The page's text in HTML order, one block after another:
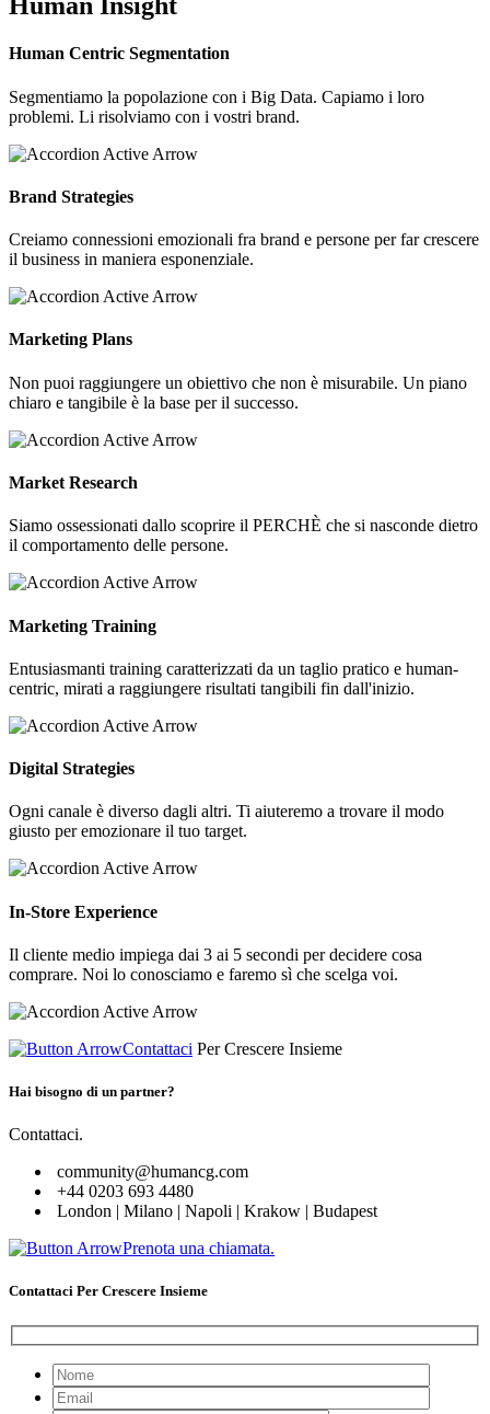
Human Centric Segmentation
Segmentiamo la popolazione con i Big Data. Capiamo i loro
problemi. Li risolviamo con i vostri brand.
Brand Strategies
Creiamo connessioni emozionali fra brand e persone per far crescere
il business in maniera esponenziale.
Marketing Plans
Non puoi raggiungere un obiettivo che non è misurabile. Un piano
chiaro e tangibile è la base per il successo.
Market Research
Siamo ossessionati dallo scoprire il PERCHÈ che si nasconde dietro
il comportamento delle persone.
Marketing Training
Entusiasmanti training caratterizzati da un taglio pratico e human-
centric, mirati a raggiungere risultati tangibili fin dall'inizio.
Digital Strategies
Ogni canale è diverso dagli altri. Ti aiuteremo a trovare il modo
giusto per emozionare il tuo target.
In-Store Experience
Il cliente medio impiega dai 3 ai 5 secondi per decidere cosa
comprare. Noi lo conosciamo e faremo sì che scelga voi.
Contattaci Per Crescere Insieme
Hai bisogno di un partner?
Contattaci.
community@humancg.com
+44 0203 693 4480
London | Milano | Napoli | Krakow | Budapest
Prenota una chiamata.
Contattaci Per Crescere Insieme